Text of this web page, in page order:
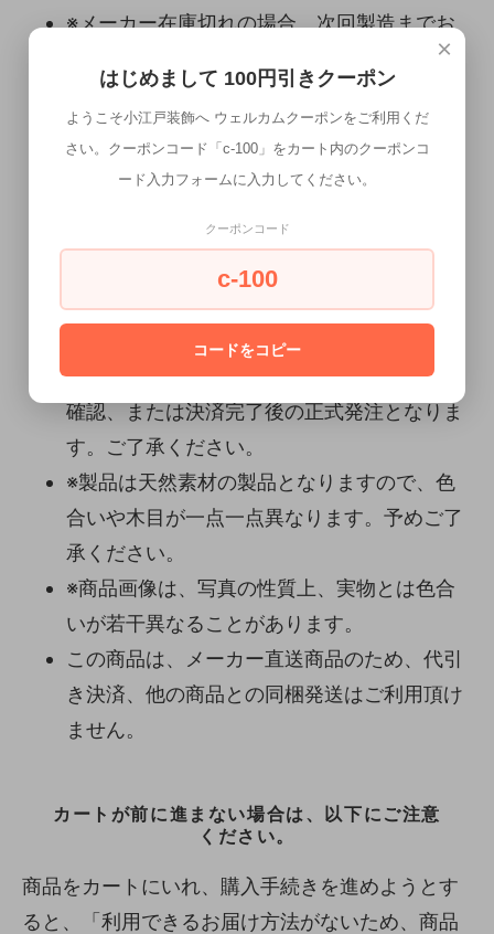
※メーカー在庫切れの場合、次回製造までお
待ちいただくことになります。しかし、この
ところの原材料費高騰により、現在表示され
ている価格より、大幅な値上げが予想されま
※メーカー直送商品につきましては、ご注文
後のキャンセル・交換はお受けできません。
ご了承ください。
※メーカー直送商品につきましては、ご入金
確認、または決済完了後の正式発注となりま
す。ご了承ください。
※製品は天然素材の製品となりますので、色
合いや木目が一点一点異なります。予めご了
承ください。
※商品画像は、写真の性質上、実物とは色合
いが若干異なることがあります。
この商品は、メーカー直送商品のため、代引
き決済、他の商品との同梱発送はご利用頂け
ません。
カートが前に進まない場合は、以下にご注意
ください。
商品をカートにいれ、購入手続きを進めようとす
ると、「利用できるお届け方法がないため、商品
×
はじめまして 100円引きクーポン
ようこそ小江戸装飾へ ウェルカムクーポンをご利用くだ
さい。クーポンコード「c-100」をカート内のクーポンコ
ード入力フォームに入力してください。
クーポンコード
c-100
コードをコピー